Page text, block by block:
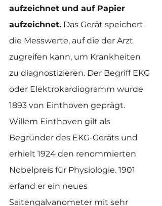
aufzeichnet und auf Papier
aufzeichnet. Das Gerät speichert
die Messwerte, auf die der Arzt
zugreifen kann, um Krankheiten
zu diagnostizieren. Der Begriff EKG
oder Elektrokardiogramm wurde
1893 von Einthoven geprägt.
Willem Einthoven gilt als
Begründer des EKG-Geräts und
erhielt 1924 den renommierten
Nobelpreis für Physiologie. 1901
erfand er ein neues
Saitengalvanometer mit sehr